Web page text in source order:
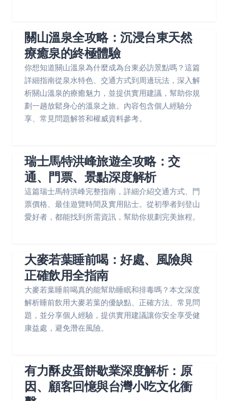
關山溫泉全攻略：沉浸台東天然
療癒泉的終極體驗
你想知道關山溫泉為什麼成為台東必訪景點嗎？這篇
詳細指南從泉水特色、交通方式到周邊玩法，深入解
析關山溫泉的療癒魅力，並提供實用建議，幫助你規
劃一趟放鬆身心的溫泉之旅。內容包含個人經驗分
享、常見問題解答和權威資料參考。
瑞士馬特洪峰旅遊全攻略：交
通、門票、景點深度解析
這篇瑞士馬特洪峰完整指南，詳細介紹交通方式、門
票價格、最佳遊覽時間及實用貼士。從初學者到登山
愛好者，都能找到所需資訊，幫助你規劃完美旅程。
大麥若葉睡前喝：好處、風險與
正確飲用全指南
大麥若葉睡前喝真的能幫助睡眠和排毒嗎？本文深度
解析睡前飲用大麥若葉的優缺點、正確方法、常見問
題，並分享個人經驗，提供實用建議讓你安全享受健
康益處，避免潛在風險。
有力酥皮蛋餅歇業深度解析：原
因、顧客回憶與台灣小吃文化衝